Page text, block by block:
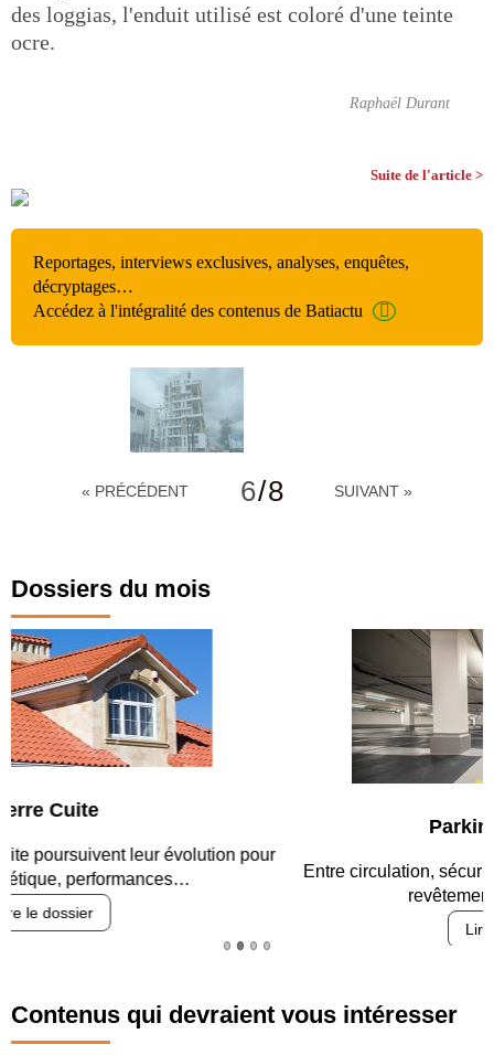
des loggias, l'enduit utilisé est coloré d'une teinte
ocre.
Raphaël Durant
Suite de l'article >
Reportages, interviews exclusives, analyses, enquêtes,
décryptages…
Accédez à l'intégralité des contenus de Batiactu
« PRÉCÉDENT 6/8 SUIVANT »
Dossiers du mois
Entre circulation, sécurisation des accès, durabilité des
Contenus qui devraient vous intéresser